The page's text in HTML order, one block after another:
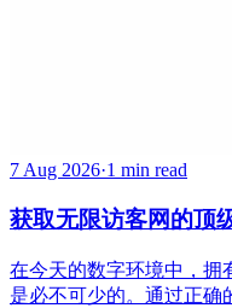
7 Aug 2026·1 min read
获取无限访客网的顶
在今天的数字环境中，拥
是必不可少的。通过正确